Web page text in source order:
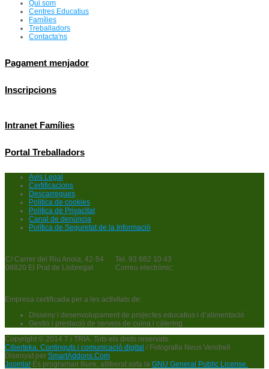
Qui som
Centres Educatius
Famílies
Treballadors
Contacta'ns
Pagament menjador
Inscripcions
Intranet Famílies
Portal Treballadors
Avis Legal
Certificacions
Descarregues
Politica de cookies
Politica de Privacitat
Canal de denúncia
Política de Seguretat de la Informació
C/ Carrer del Riu Anoia, 42-54
08820 El Prat de Llobregat
Tel. 93 682 10 43
Correu electrònic:
Empresa certificada per a les activitats de:
Disseny i desenvolupament de projectes educatius i d’alimentació
Gestió i prestació de serveis de cuina i càtering
Copyright © 2014 7 i TRIA. Tots els drets reservats.
Ciberteka. Continguts i comunicació digital / Fotografia Neus Vendrell
Disenyat per SmartAddons.Com
Joomla! És programari lliure, alliberat sota la GNU General Public License.